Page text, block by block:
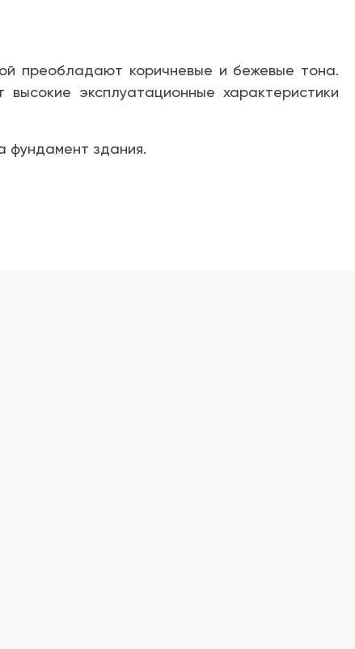
преобладают коричневые и бежевые тона.
эксплуатационные характеристики
фундамент здания.